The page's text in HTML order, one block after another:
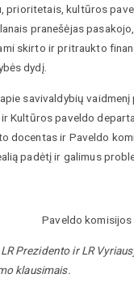
kultūros
pranešėjas
skirto ir pritraukto
dydį.
savivaldybių
Kultūros paveldo
ir Paveldo
padėtį ir galimus
Paveldo
Prezidento ir LR
klausimais.